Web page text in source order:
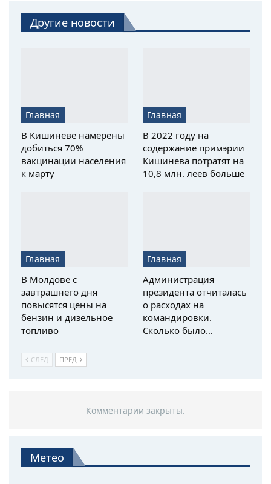
Другие новости
Главная
В Кишиневе намерены
добиться 70%
вакцинации населения
к марту
Главная
В 2022 году на
содержание примэрии
Кишинева потратят на
10,8 млн. леев больше
Главная
В Молдове с
завтрашнего дня
повысятся цены на
бензин и дизельное
топливо
Главная
Администрация
президента отчиталась
о расходах на
командировки.
Сколько было…
СЛЕД ПРЕД
Комментарии закрыты.
Метео